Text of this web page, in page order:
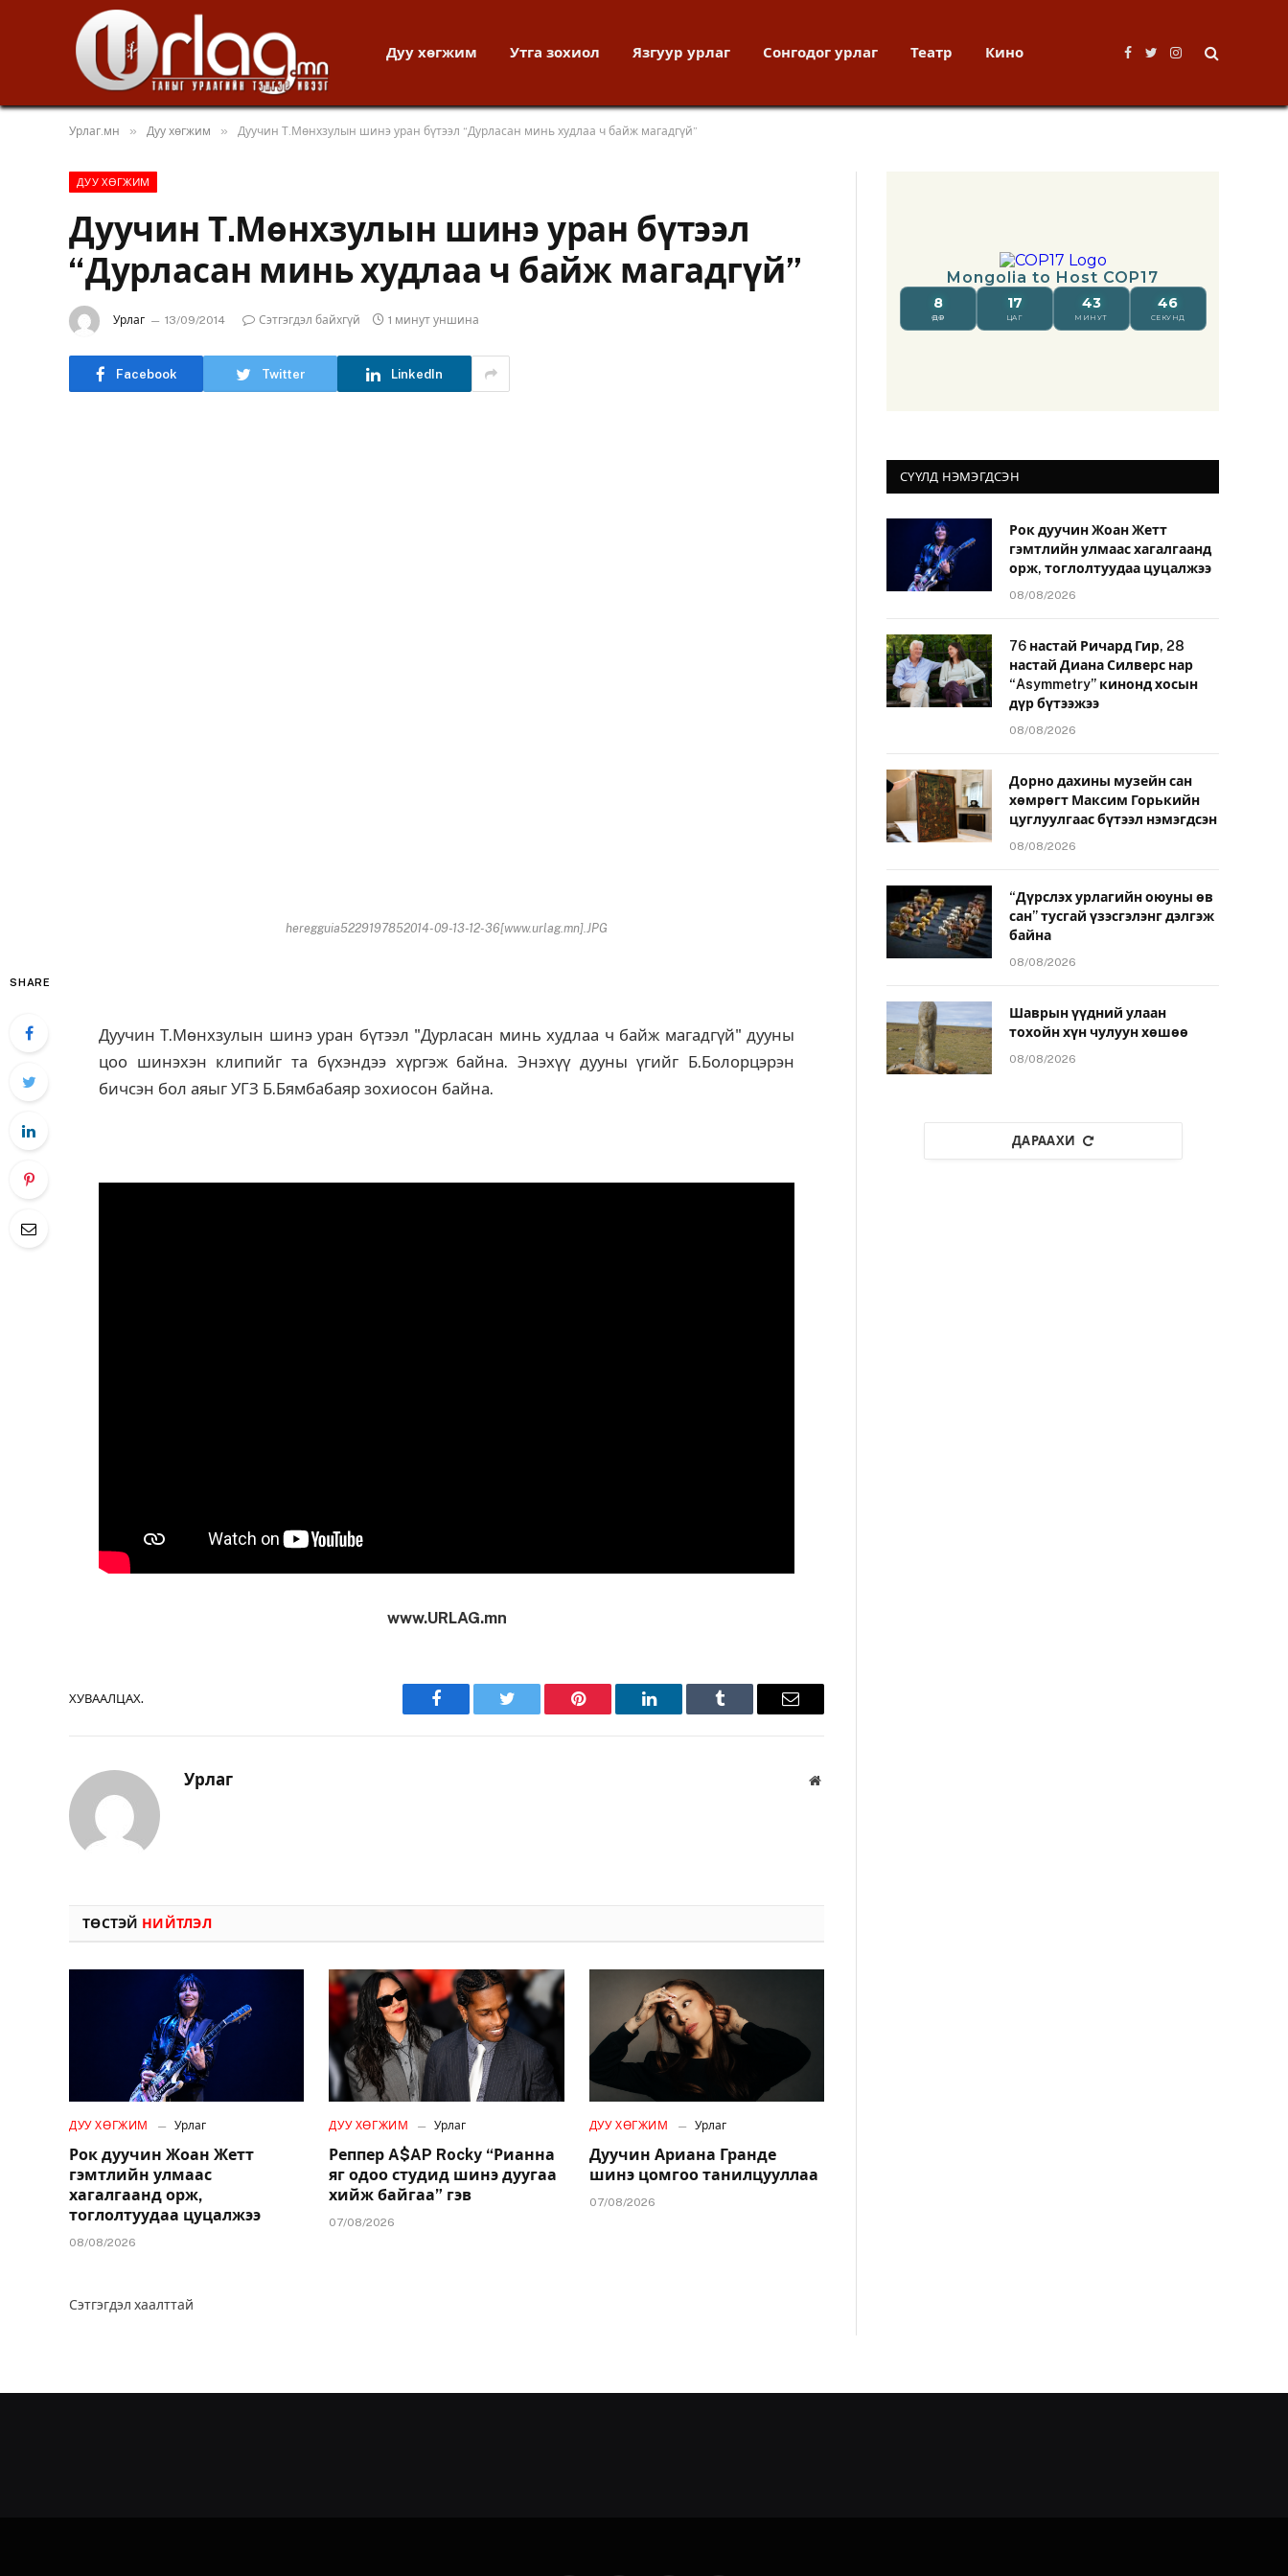
Дуу хөгжим Утга зохиол Язгуур урлаг Сонгодог урлаг Театр Кино
Facebook
TwitterInstagram
Урлаг.мн » Дуу хөгжим » Дуучин Т.Мөнхзулын шинэ уран бүтээл “Дурласан минь худлаа ч байж магадгүй”
ДУУ ХӨГЖИМ
Дуучин Т.Мөнхзулын шинэ уран бүтээл
“Дурласан минь худлаа ч байж магадгүй”
Урлаг 13/09/2014 Сэтгэгдэл байхгүй 1 минут уншина
Facebook Twitter LinkedIn
heregguia5229197852014-09-13-12-36[www.urlag.mn].JPG
SHARE
Дуучин Т.Мөнхзулын шинэ уран бүтээл "Дурласан минь худлаа ч байж магадгүй" дууны
цоо шинэхэн клипийг та бүхэндээ хүргэж байна. Энэхүү дууны үгийг Б.Болорцэрэн
бичсэн бол аяыг УГЗ Б.Бямбабаяр зохиосон байна.
www.URLAG.mn
ХУВААЛЦАХ.
Facebook Twitter Pinterest LinkedIn Tumblr Имэйл
Урлаг Вэбсайт
ТӨСТЭЙ НИЙТЛЭЛ
ДУУ ХӨГЖИМ Урлаг
Рок дуучин Жоан Жетт
гэмтлийн улмаас
хагалгаанд орж,
тоглолтуудаа цуцалжээ
08/08/2026
ДУУ ХӨГЖИМ Урлаг
Реппер A$AP Rocky “Рианна
яг одоо студид шинэ дуугаа
хийж байгаа” гэв
07/08/2026
ДУУ ХӨГЖИМ Урлаг
Дуучин Ариана Гранде
шинэ цомгоо танилцууллаа
07/08/2026
Сэтгэгдэл хаалттай
СҮҮЛД НЭМЭГДСЭН
Рок дуучин Жоан Жетт
гэмтлийн улмаас хагалгаанд
орж, тоглолтуудаа цуцалжээ
08/08/2026
76 настай Ричард Гир, 28
настай Диана Силверс нар
“Asymmetry” кинонд хосын
дүр бүтээжээ
08/08/2026
Дорно дахины музейн сан
хөмрөгт Максим Горькийн
цуглуулгаас бүтээл нэмэгдсэн
08/08/2026
“Дүрслэх урлагийн оюуны өв
сан” тусгай үзэсгэлэнг дэлгэж
байна
08/08/2026
Шаврын үүдний улаан
тохойн хүн чулуун хөшөө
08/08/2026
ДАРААХИ